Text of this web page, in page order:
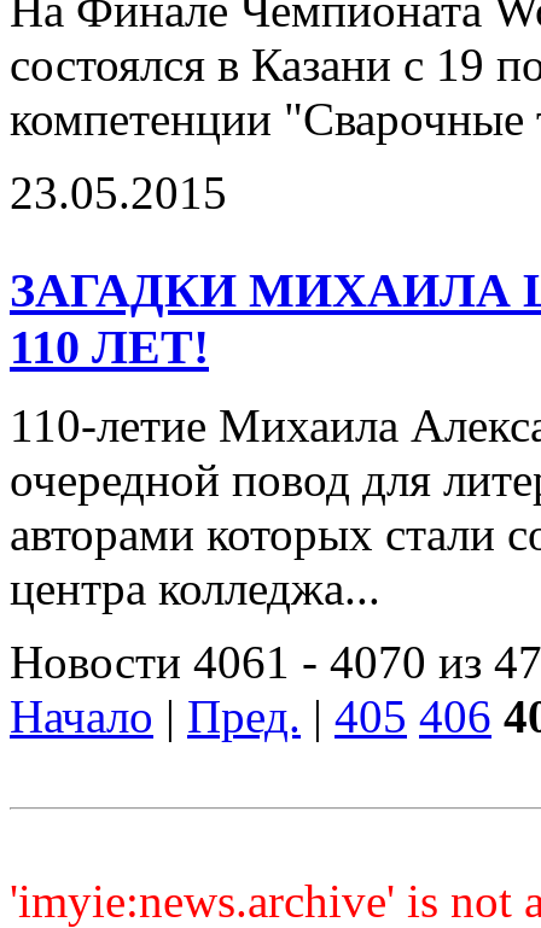
На Финале Чемпионата
состоялся в Казани с 19
компетенции "Сварочные
23.05.2015
ЗАГАДКИ МИХАИЛА
110 ЛЕТ!
110-летие Михаила
очередной повод для
авторами которых стали
центра колледжа...
Новости 4061 - 4070 из
Начало | Пред. | 405 406
'imyie:news.archive' is not